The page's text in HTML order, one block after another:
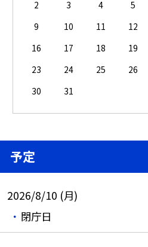
2
3 4 5
9
10 11 12
16
17 18 19
23
24 25 26
30
31
予定
2026/8/10 (月)
閉庁日